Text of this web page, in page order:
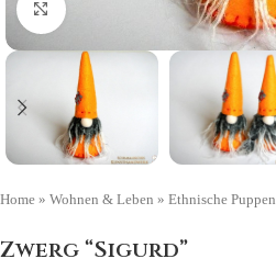
Click to enlarge
Home » Wohnen & Leben » Ethnische Puppen
Zwerg “Sigurd”